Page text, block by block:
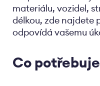
materiálu, vozidel,
délkou, zde najdete
odpovídá vašemu
Co